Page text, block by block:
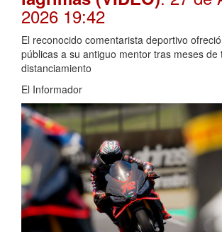
2026 19:42
El reconocido comentarista deportivo
públicas a su antiguo mentor tras meses de
distanciamiento
El Informador